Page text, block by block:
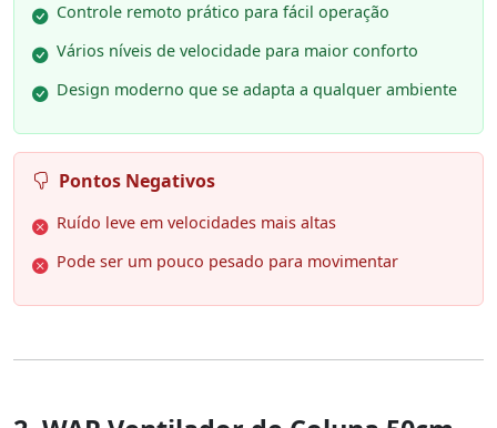
Controle remoto prático para fácil operação
Vários níveis de velocidade para maior conforto
Design moderno que se adapta a qualquer ambiente
Pontos Negativos
Ruído leve em velocidades mais altas
Pode ser um pouco pesado para movimentar